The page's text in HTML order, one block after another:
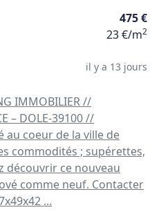
475 €
23 €/m2
il y a 13 jours
IMMOBILIER //
– DOLE-39100 //
au coeur de la ville de
commodités ; supérettes,
découvrir ce nouveau
comme neuf. Contacter
...